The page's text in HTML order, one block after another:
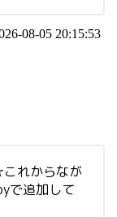
08-05 20:15:53
れからなが
で追加して